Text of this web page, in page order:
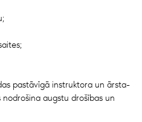
pastāvīgā instruktora un ārsta-
augstu drošības un